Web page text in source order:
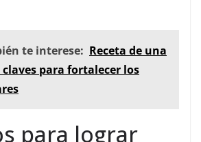
te interese: Receta de una
para fortalecer los
para lograr